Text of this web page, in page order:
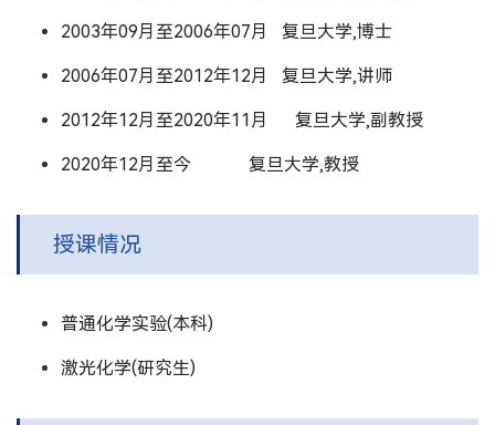
2003年09月至2006年07月 复旦大学,博士
2006年07月至2012年12月 复旦大学,讲师
2012年12月至2020年11月 复旦大学,副教授
2020年12月至今 复旦大学,教授
授课情况
普通化学实验(本科)
激光化学(研究生)